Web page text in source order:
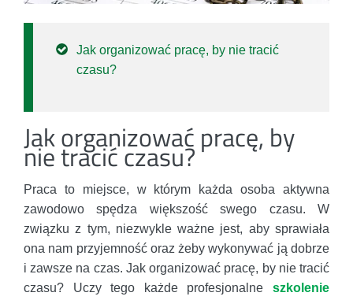
Jak organizować pracę, by nie tracić
czasu?
Jak organizować pracę, by
nie tracić czasu?
Praca to miejsce, w którym każda osoba aktywna
zawodowo spędza większość swego czasu. W
związku z tym, niezwykle ważne jest, aby sprawiała
ona nam przyjemność oraz żeby wykonywać ją dobrze
i zawsze na czas. Jak organizować pracę, by nie tracić
czasu? Uczy tego każde profesjonalne szkolenie